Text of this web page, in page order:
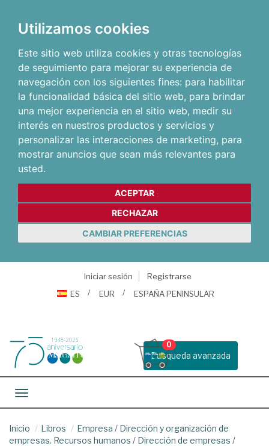
Utilizamos cookies
Este sitio web utiliza cookies y otras tecnologías
de seguimiento para mejorar su experiencia de
navegación con los siguientes fines: para habilitar
la funcionalidad básica del sitio web, para brindar
una mejor experiencia en el sitio web, medir su
interés en nuestros productos y servicios y
personalizar las interacciones de marketing, para
mostrar anuncios que sean más relevantes para
usted.
ACEPTAR
RECHAZAR
CAMBIAR PREFERENCIAS
Iniciar sesión
Registrarse
ES
EUR ESPAÑA PENINSULAR
Busqueda avanzada
0
Toggle navigation
Inicio Libros Empresa / Dirección y organización de
empresas. Recursos humanos / Dirección de empresas /